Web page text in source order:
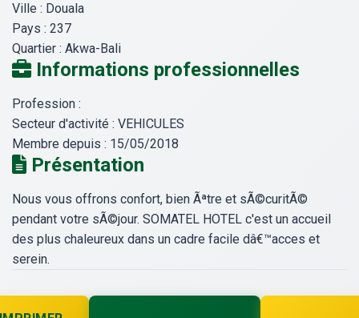
Ville : Douala
Pays : 237
Quartier : Akwa-Bali
Informations professionnelles
Profession :
Secteur d'activité : VEHICULES
Membre depuis : 15/05/2018
Présentation
Nous vous offrons confort, bien Ãªtre et sÃ©curitÃ©
pendant votre sÃ©jour. SOMATEL HOTEL c'est un accueil
des plus chaleureux dans un cadre facile dâ€™acces et
serein.